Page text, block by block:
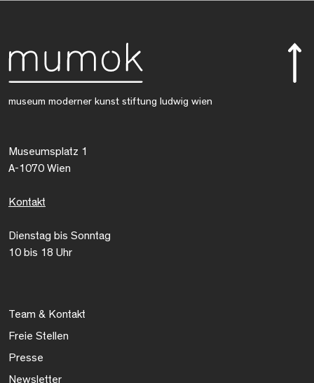
museum moderner kunst stiftung ludwig wien
Museumsplatz 1
A-1070 Wien
Kontakt
Dienstag bis Sonntag
10 bis 18 Uhr
Team & Kontakt
Freie Stellen
Presse
Newsletter